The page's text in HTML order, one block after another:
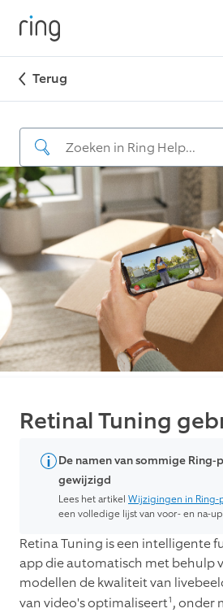
Terug
Retinal Tuning
De namen van sommige
gewijzigd
Lees het artikel Wijzigingen in Ring-
een volledige lijst van voor- en na-
Retina Tuning is een intelligente
app die automatisch met behulp
modellen de kwaliteit van
van video's optimaliseert1 , onder